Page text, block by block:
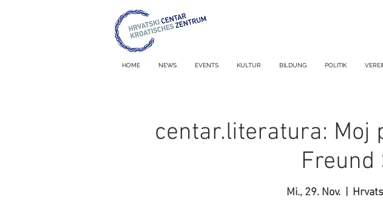
HOME NEWS EVENTS KULTUR BILDUNG POLITIK
centar.literatura: Moj
Freund
Mi., 29. Nov.